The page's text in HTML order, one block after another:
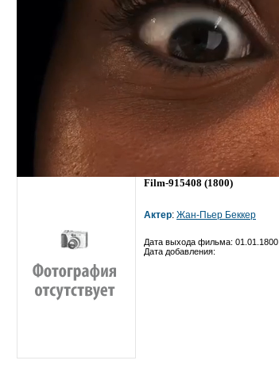
Film-915408 (1800)
Актер: Жан-Пьер Беккер
Дата выхода фильма: 01.01.1800
Дата добавления: